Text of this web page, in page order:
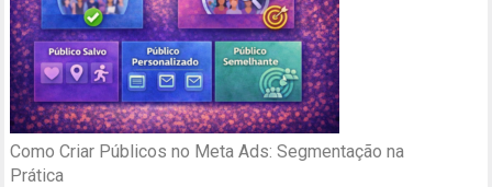
Como Criar Públicos no Meta Ads: Segmentação na
Prática